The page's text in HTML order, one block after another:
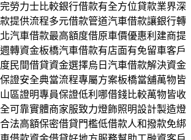
勞力士比較銀行借款有全方位貸款業界深
提供流程多元借款管道汽車借款讓銀行轉
汽車借款最高額度借原車價優惠利建商提
轉資金板橋汽車借款有店面有免留車客戶
民間借貸資金選擇烏日汽車借款解決資金
保證安全典當流程專屬方案板橋當舖萬物皆
區證明專員保證低利哪借錢比較萬物皆收
可靠實體商家服致力燈飾照明設計製造燈
法高額保密借貸門檻低借款人和撥款免綁